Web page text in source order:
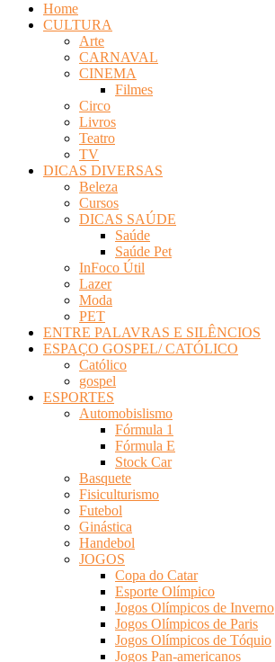
Home
CULTURA
Arte
CARNAVAL
CINEMA
Filmes
Circo
Livros
Teatro
TV
DICAS DIVERSAS
Beleza
Cursos
DICAS SAÚDE
Saúde
Saúde Pet
InFoco Útil
Lazer
Moda
PET
ENTRE PALAVRAS E SILÊNCIOS
ESPAÇO GOSPEL/ CATÓLICO
Católico
gospel
ESPORTES
Automobislismo
Fórmula 1
Fórmula E
Stock Car
Basquete
Fisiculturismo
Futebol
Ginástica
Handebol
JOGOS
Copa do Catar
Esporte Olímpico
Jogos Olímpicos de Inverno
Jogos Olímpicos de Paris
Jogos Olímpicos de Tóquio
Jogos Pan-americanos